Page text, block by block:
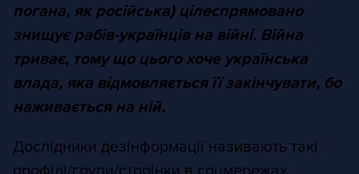
погана, як російська) цілеспрямовано
знищує рабів-українців на війні. Війна
триває, тому що цього хоче українська
влада, яка відмовляється її закінчувати, бо
наживається на ній.
Дослідники дезінформації називають такі